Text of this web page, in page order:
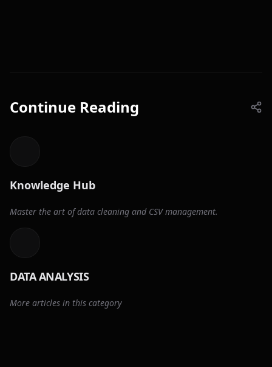
Continue Reading
Knowledge Hub
Master the art of data cleaning and CSV management.
DATA ANALYSIS
More articles in this category